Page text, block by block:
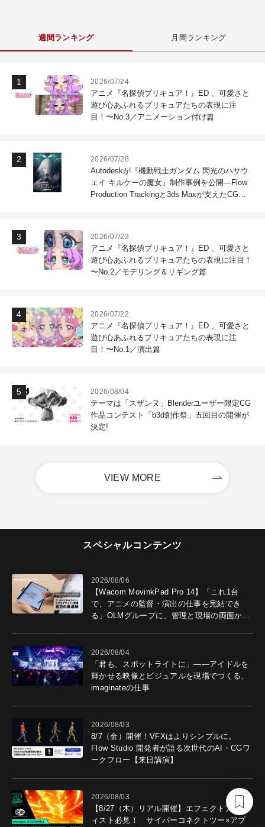
週間ランキング 月間ランキング
2026/07/24
アニメ『名探偵プリキュア！』ED 、可愛さと
遊び心あふれるプリキュアたちの表現に注
目！〜No.3／アニメーション付け篇
2026/07/28
Autodeskが『機動戦士ガンダム 閃光のハサウ
ェイ キルケーの魔女』制作事例を公開―Flow
Production Trackingと3ds Maxが支えたCG制
2026/07/23
アニメ『名探偵プリキュア！』ED 、可愛さと
遊び心あふれるプリキュアたちの表現に注目！
〜No.2／モデリング＆リギング篇
2026/07/22
アニメ『名探偵プリキュア！』ED 、可愛さと
遊び心あふれるプリキュアたちの表現に注
目！〜No.1／演出篇
2026/08/04
テーマは「スザンヌ」Blenderユーザー限定CG
作品コンテスト「b3d創作祭」五回目の開催が
決定!
VIEW MORE
スペシャルコンテンツ
2026/08/06
【Wacom MovinkPad Pro 14】「これ1台
で、アニメの監督・演出の仕事を完結でき
る」OLMグループに、管理と現場の両面から
2026/08/04
「君も、スポットライトに」――アイドルを
輝かせる映像とビジュアルを現場でつくる、
imaginateの仕事
2026/08/03
8/7（金）開催！VFXはよりシンプルに。
Flow Studio 開発者が語る次世代のAI・CGワ
ークフロー【来日講演】
2026/08/03
【8/27（木）リアル開催】エフェクトアーテ
ィスト必見！ サイバーコネクトツー×アプ